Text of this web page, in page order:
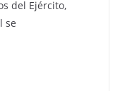
del Ejército,
se